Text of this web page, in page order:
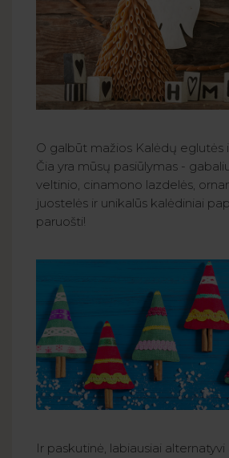
O galbūt mažios Kalėdų eglutės
Čia yra mūsų pasiūlymas -
veltinio, cinamono lazdelės,
juostelės ir unikalūs kalėdiniai
paruošti!
Ir paskutinė, labiausiai alternatyvi